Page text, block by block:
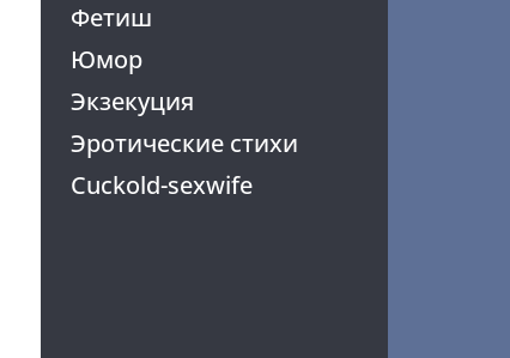
Фетиш
Юмор
Экзекуция
Эротические стихи
Cuckold-sexwife